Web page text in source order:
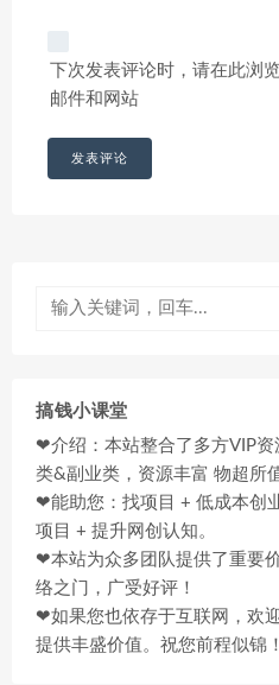
下次发表评论时，请在此浏
邮件和网站
搞钱小课堂
❤介绍：本站整合了多方VIP
类&副业类，资源丰富 物超所
❤能助您：找项目 + 低成本创
项目 + 提升网创认知。
❤本站为众多团队提供了重要
络之门，广受好评！
❤如果您也依存于互联网，欢
提供丰盛价值。祝您前程似锦！